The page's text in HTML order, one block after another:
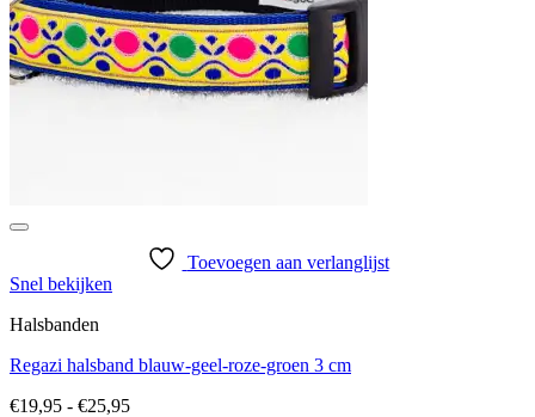
Toevoegen aan verlanglijst
Snel bekijken
Halsbanden
Regazi halsband blauw-geel-roze-groen 3 cm
€19,95 - €25,95Prijsklasse: